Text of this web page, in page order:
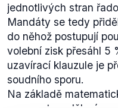
jednotlivých stran
Mandáty se tedy
do něhož postupují
volební zisk přesáhl 5
uzavírací klauzule je
soudního sporu.
Na základě